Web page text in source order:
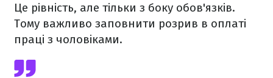
Це рівність, але тільки з боку обов'язків.
Тому важливо заповнити розрив в оплаті
праці з чоловіками.